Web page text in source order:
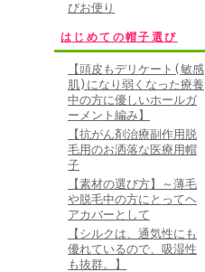
びお便り
はじめての帽子選び
【頭皮もデリケート(敏感
肌)になり弱くなった療養
中の方に優しいホールガ
ーメント編み】
【抗がん剤治療副作用脱
毛用のお洒落な医療用帽
子
【素材の選び方】～薄毛
や脱毛中の方にとってヘ
アカバーとして
【シルクは、通気性にも
優れているので、吸湿性
も抜群。】